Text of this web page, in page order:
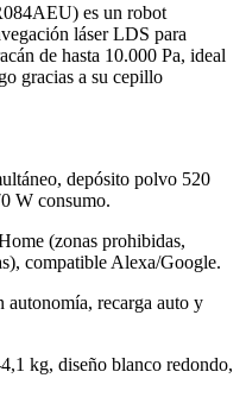
es un robot
láser LDS para
de hasta 10.000 Pa, ideal
gracias a su cepillo
depósito polvo 520
W consumo.
(zonas prohibidas,
compatible Alexa/Google.
recarga auto y
kg, diseño blanco redondo,